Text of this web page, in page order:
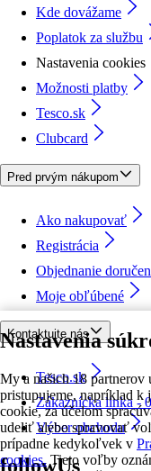
Nastavenia
My a našich 18 partnerov
pristupujeme, napríklad k
cookie, za účelom
udeliť alebo spravovať
prípadne kedykoľvek v
cookies. Tieto voľby
Kde dovážame
Poplatok za službu
Nastavenia cookies
Možnosti platby
Tesco.sk
Clubcard
Pred prvým nákupom
Ako nakupovať
Registrácia
Objednanie
Moje obľúbené
Kontaktujte nás
Tesco.sk
Zákaznícka linka -
Výber obchodu
followUs